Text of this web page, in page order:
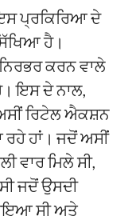
ਪ੍ਰਕਿਰਿਆ ਦੇ
ਹੈ।
ਕਰਨ ਵਾਲੇ
ਇਸ ਦੇ ਨਾਲ,
ਰਿਟੇਲ ਐਕਸ਼ਨ
ਰਹੇ ਹਾਂ। ਜਦੋਂ ਅਸੀਂ
ਵਾਰ ਮਿਲੇ ਸੀ,
ਜਦੋਂ ਉਸਦੀ
ਸੀ ਅਤੇ